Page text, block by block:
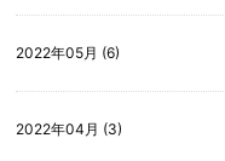
2022年05月 (6)
2022年04月 (3)